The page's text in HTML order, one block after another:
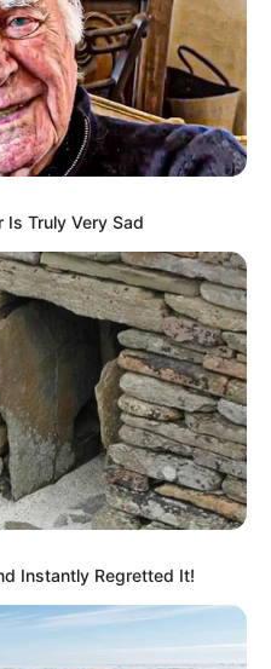
Pegue aqueles discos
Is Truly Very Sad
Instantly Regretted It!